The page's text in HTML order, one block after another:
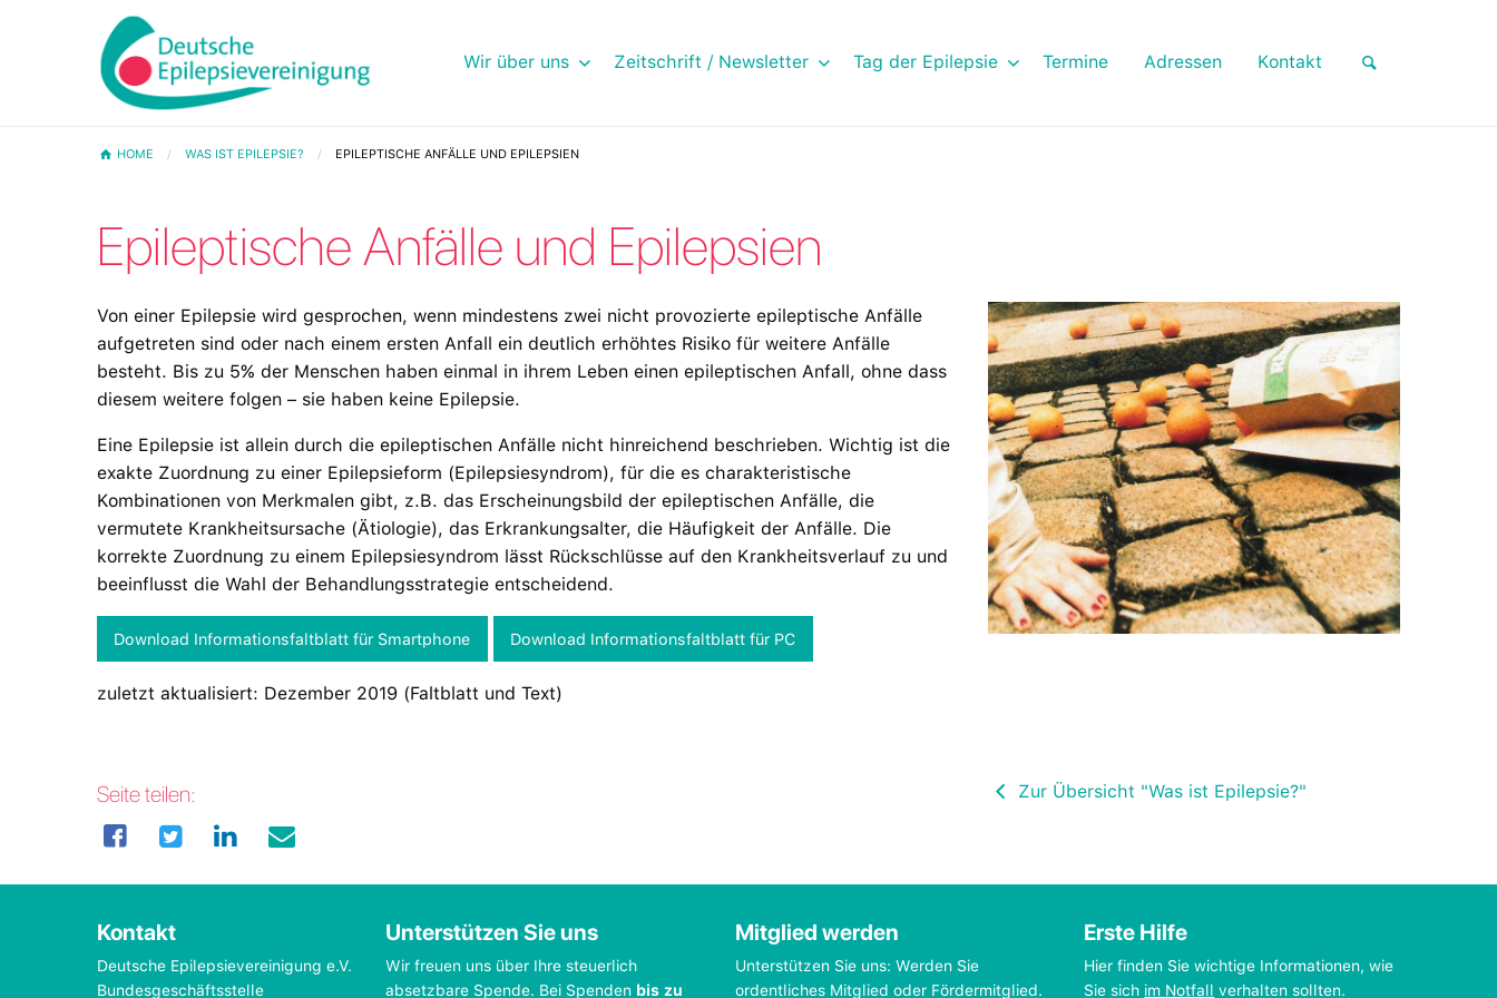
Wir über uns Zeitschrift / Newsletter Tag der Epilepsie Termine Adressen Kontakt
HOME WAS IST EPILEPSIE? EPILEPTISCHE ANFÄLLE UND EPILEPSIEN
Epileptische Anfälle und Epilepsien
Von einer Epilepsie wird gesprochen, wenn mindestens zwei nicht provozierte epileptische Anfälle
aufgetreten sind oder nach einem ersten Anfall ein deutlich erhöhtes Risiko für weitere Anfälle
besteht. Bis zu 5% der Menschen haben einmal in ihrem Leben einen epileptischen Anfall, ohne dass
diesem weitere folgen – sie haben keine Epilepsie.
Eine Epilepsie ist allein durch die epileptischen Anfälle nicht hinreichend beschrieben. Wichtig ist die
exakte Zuordnung zu einer Epilepsieform (Epilepsiesyndrom), für die es charakteristische
Kombinationen von Merkmalen gibt, z.B. das Erscheinungsbild der epileptischen Anfälle, die
vermutete Krankheitsursache (Ätiologie), das Erkrankungsalter, die Häufigkeit der Anfälle. Die
korrekte Zuordnung zu einem Epilepsiesyndrom lässt Rückschlüsse auf den Krankheitsverlauf zu und
beeinflusst die Wahl der Behandlungsstrategie entscheidend.
Download Informationsfaltblatt für Smartphone Download Informationsfaltblatt für PC
zuletzt aktualisiert: Dezember 2019 (Faltblatt und Text)
Seite teilen: Zur Übersicht "Was ist Epilepsie?"
Kontakt
Deutsche Epilepsievereinigung e.V.
Bundesgeschäftsstelle
Unterstützen Sie uns
Wir freuen uns über Ihre steuerlich
absetzbare Spende. Bei Spenden bis zu
Mitglied werden
Unterstützen Sie uns: Werden Sie
ordentliches Mitglied oder Fördermitglied.
Erste Hilfe
Hier finden Sie wichtige Informationen, wie
Sie sich im Notfall verhalten sollten.